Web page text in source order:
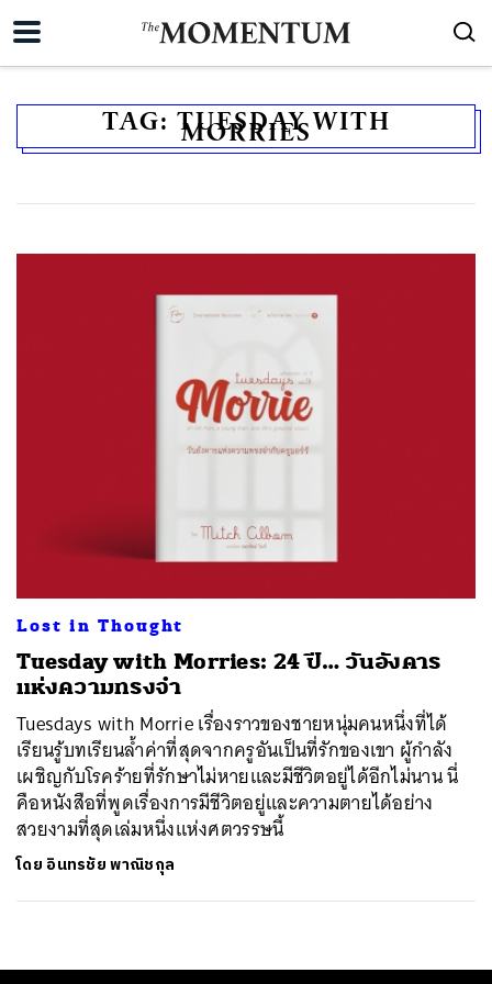
TAG: TUESDAY WITH
MORRIES
Lost in Thought
Tuesday with Morries: 24 ปี… วันอังคาร
แห่งความทรงจำ
Tuesdays with Morrie เรื่องราวของชายหนุ่มคนหนึ่งที่ได้
เรียนรู้บทเรียนล้ำค่าที่สุดจากครูอันเป็นที่รักของเขา ผู้กำลัง
เผชิญกับโรคร้ายที่รักษาไม่หายและมีชีวิตอยู่ได้อีกไม่นาน นี่
คือหนังสือที่พูดเรื่องการมีชีวิตอยู่และความตายได้อย่าง
สวยงามที่สุดเล่มหนึ่งแห่งศตวรรษนี้
โดย อินทรชัย พาณิชกุล
SHARE TWEET LINE EMAIL